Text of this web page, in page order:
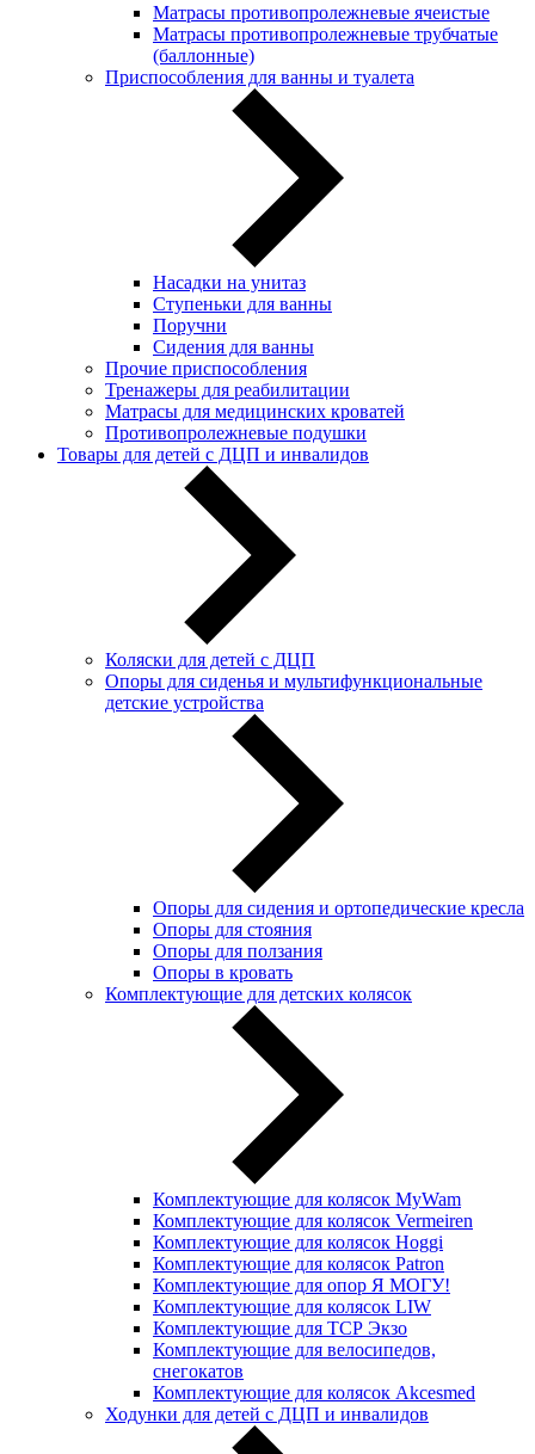
Матрасы противопролежневые ячеистые
Матрасы противопролежневые трубчатые
(баллонные)
Приспособления для ванны и туалета
Насадки на унитаз
Ступеньки для ванны
Поручни
Сидения для ванны
Прочие приспособления
Тренажеры для реабилитации
Матрасы для медицинских кроватей
Противопролежневые подушки
Товары для детей с ДЦП и инвалидов
Коляски для детей с ДЦП
Опоры для сиденья и мультифункциональные
детские устройства
Опоры для сидения и ортопедические кресла
Опоры для стояния
Опоры для ползания
Опоры в кровать
Комплектующие для детских колясок
Комплектующие для колясок MyWam
Комплектующие для колясок Vermeiren
Комплектующие для колясок Hoggi
Комплектующие для колясок Patron
Комплектующие для опор Я МОГУ!
Комплектующие для колясок LIW
Комплектующие для ТСР Экзо
Комплектующие для велосипедов,
снегокатов
Комплектующие для колясок Akcesmed
Ходунки для детей с ДЦП и инвалидов